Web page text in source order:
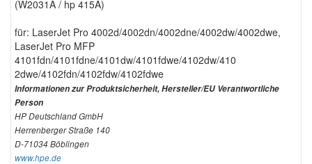
(W2031A / hp 415A)
für: LaserJet Pro 4002d/4002dn/4002dne/4002dw/4002dwe,
LaserJet Pro MFP
4101fdn/4101fdne/4101dw/4101fdwe/4102dw/410
2dwe/4102fdn/4102fdw/4102fdwe
Informationen zur Produktsicherheit, Hersteller/EU Verantwortliche
Person
HP Deutschland GmbH
Herrenberger Straße 140
D-71034 Böblingen
www.hpe.de